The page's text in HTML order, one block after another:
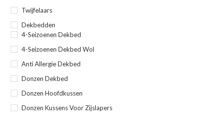
Twijfelaars
Dekbedden
4-Seizoenen Dekbed
4-Seizoenen Dekbed Wol
Anti Allergie Dekbed
Donzen Dekbed
Donzen Hoofdkussen
Donzen Kussens Voor Zijslapers